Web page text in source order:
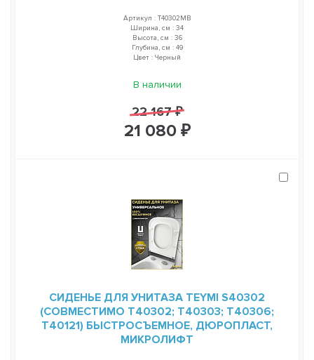
Артикул : T40302MB
Ширина, см : 34
Высота, см : 36
Глубина, см : 49
Цвет : Черный
В наличии
22 167 ₽
21 080 ₽
СИДЕНЬЕ ДЛЯ УНИТАЗА TEYMI S40302
(СОВМЕСТИМО T40302; T40303; T40306;
T40121) БЫСТРОСЪЕМНОЕ, ДЮРОПЛАСТ,
МИКРОЛИФТ